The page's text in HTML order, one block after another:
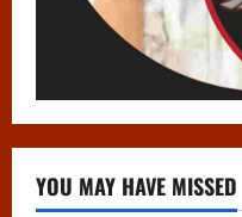
YOU MAY HAVE MISSED